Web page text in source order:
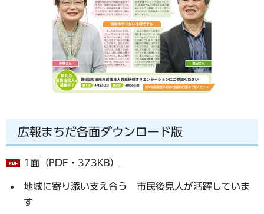
広報まちだ各面ダウンロード版
1面（PDF・373KB）
地域に寄り添い支え合う 市民後見人が活躍していま
す